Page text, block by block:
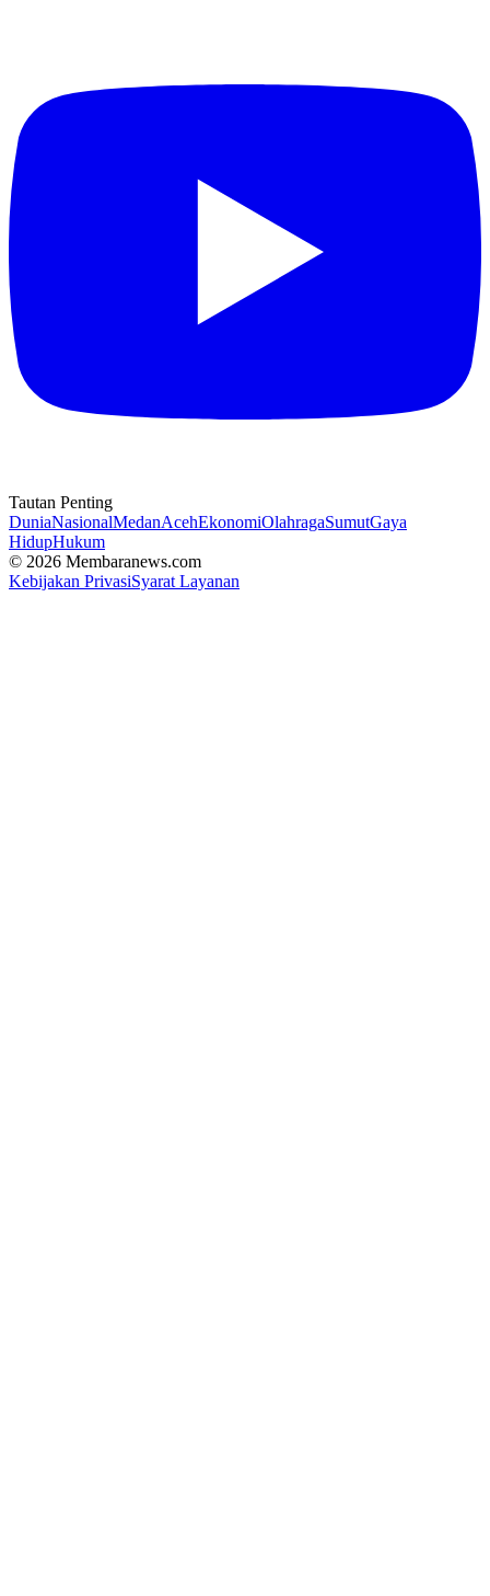
Tautan Penting
DuniaNasionalMedanAcehEkonomiOlahragaSumutGaya
HidupHukum
© 2026 Membaranews.com
Kebijakan PrivasiSyarat Layanan